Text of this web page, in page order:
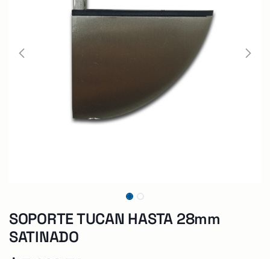
SOPORTE TUCAN HASTA 28mm
SATINADO